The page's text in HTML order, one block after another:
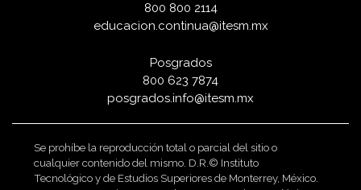
800 800 2114
educacion.continua@itesm.mx
Posgrados
800 623 7874
posgrados.info@itesm.mx
Se prohíbe la reproducción total o parcial del sitio o
cualquier contenido del mismo. D.R.© Instituto
Tecnológico y de Estudios Superiores de Monterrey, México.